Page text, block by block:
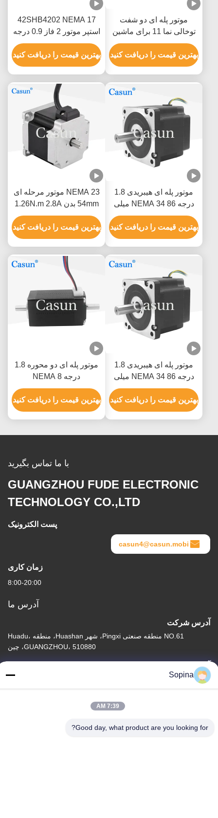
موتور پله ای دو شفت
توخالی نما 11 برای ماشین
پزشکی 28x28x38.5mm
بهترین قیمت را دریافت کنید
42SHB4202 NEMA 17
استپر موتور 2 فاز 0.9 درجه
0.8A 0.13N.M 4 سیم برای
تجهیزات هوشمند
بهترین قیمت را دریافت کنید
موتور پله ای هیبریدی 1.8
درجه NEMA 34 86 میلی
متری طول 5N.M کیت Cnc
موتور پله ای
بهترین قیمت را دریافت کنید
NEMA 23 موتور مرحله ای
54mm بدن 1.26N.m 2.8A
دو شاخه برای CNC
بهترین قیمت را دریافت کنید
موتور پله ای هیبریدی 1.8
درجه NEMA 34 86 میلی
متری طول 5N.M کیت Cnc
موتور پله ای
بهترین قیمت را دریافت کنید
موتور پله ای دو محوره 1.8
درجه NEMA 8
20*20*38mm 40mN.M
ROHS
بهترین قیمت را دریافت کنید
با ما تماس بگیرید
GUANGZHOU FUDE ELECTRONIC
TECHNOLOGY CO.,LTD
پست الکترونیک
casun4@casun.mobi
زمان کاری
8:00-20:00
آدرس ما
آدرس شرکت
NO.61 منطقه صنعتی Pingxi، شهر Huashan، منطقه Huadu،
GUANGZHOU، 510880، چین
آدرس کارخانه
NO.61 منطقه صنعتی Pingxi، شهر Huashan، منطقه Huadu،
GUANGZHOU، 510880، چین
Sopina
7:39 AM
Good day, what product are you looking for?